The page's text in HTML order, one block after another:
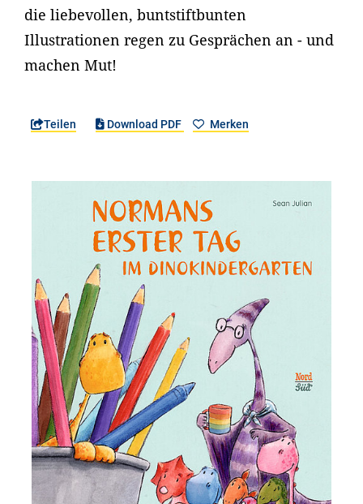
die liebevollen, buntstiftbunten
Illustrationen regen zu Gesprächen an - und
machen Mut!
Teilen Download PDF Merken